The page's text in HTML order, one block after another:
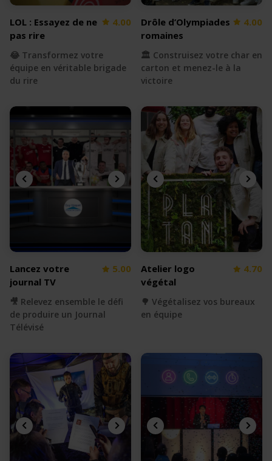
LOL : Essayez de ne
pas rire
4.00
😂 Transformez votre
équipe en véritable brigade
du rire
Drôle d’Olympiades
romaines
4.00
🏛️ Construisez votre char en
carton et menez-le à la
victoire
Lancez votre
journal TV
5.00
🎥 Relevez ensemble le défi
de produire un Journal
Télévisé
Atelier logo
végétal
4.70
🌳 Végétalisez vos bureaux
en équipe